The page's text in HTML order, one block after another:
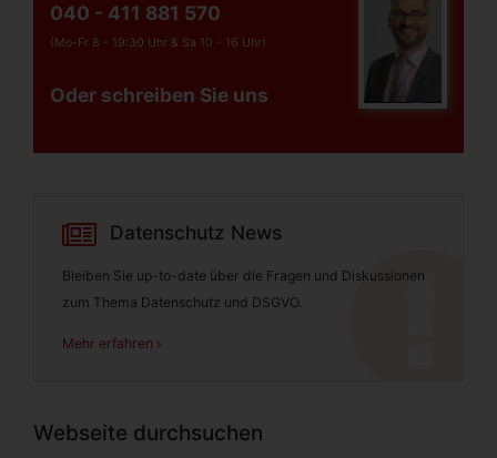
040 - 411 881 570
(Mo-Fr 8 - 19:30 Uhr & Sa 10 - 16 Uhr)
Oder schreiben Sie uns
Datenschutz News
Bleiben Sie up-to-date über die Fragen und Diskussionen
zum Thema Datenschutz und DSGVO.
Mehr erfahren
Webseite durchsuchen